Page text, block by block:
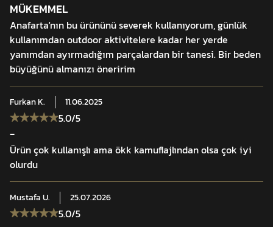
MÜKEMMEL
Anafarta'nın bu ürününü severek kullanıyorum, günlük
kullanımdan outdoor aktivitelere kadar her yerde
yanımdan ayırmadığım parçalardan bir tanesi. Bir beden
büyüğünü almanızı öneririm
FurkanK. 11.06.2025
5.0/5
-
Ürün çok kullanışlı ama ökk kamuflajlından olsa çok iyi
olurdu
MustafaU. 25.07.2026
5.0/5